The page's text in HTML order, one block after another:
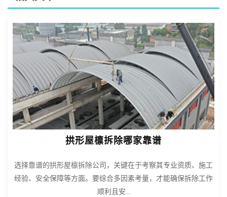
拱形屋檩拆除哪家靠谱
选择靠谱的拱形屋檩拆除公司，关键在于考察其专业资质、施工
经验、安全保障等方面。要综合多因素考量，才能确保拆除工作
顺利且安...